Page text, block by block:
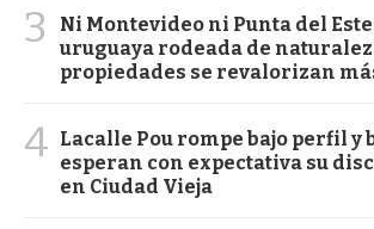
3
Ni Montevideo ni Punta del
uruguaya rodeada de
propiedades se revalorizan
4 Lacalle Pou rompe bajo perfil y
esperan con expectativa su
en Ciudad Vieja